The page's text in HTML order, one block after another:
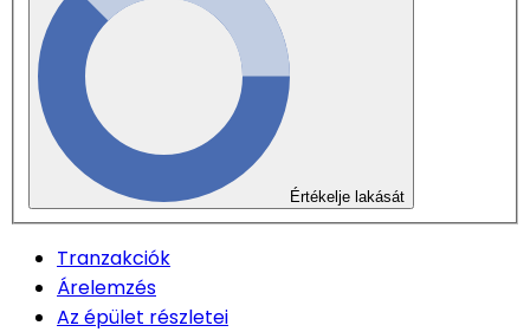
Értékelje lakását
Tranzakciók
Árelemzés
Az épület részletei